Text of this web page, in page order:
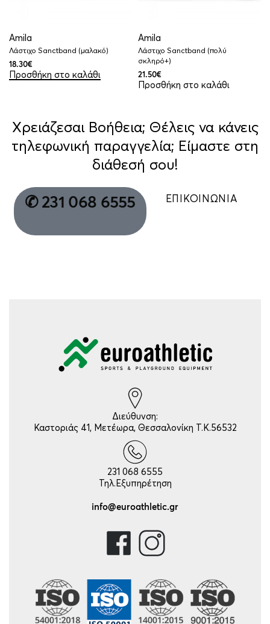
Amila
Λάστιχο Sanctband (μαλακό)
18.30€
Προσθήκη στο καλάθι
Amila
Λάστιχο Sanctband (πολύ
σκληρό+)
21.50€
Προσθήκη στο καλάθι
Χρειάζεσαι Βοήθεια; Θέλεις να κάνεις
τηλεφωνική παραγγελία; Είμαστε στη
διάθεσή σου!
✆ 231 068 6555 ΕΠΙΚΟΙΝΩΝΙΑ
Διεύθυνση:
Καστοριάς 41, Μετέωρα, Θεσσαλονίκη Τ.Κ.56532
231 068 6555
Τηλ.Εξυπηρέτηση
info@euroathletic.gr